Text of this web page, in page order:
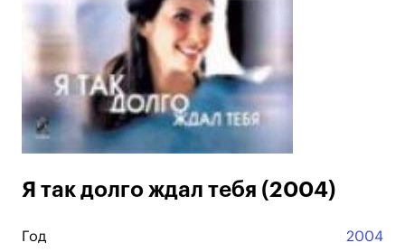
Я так долго ждал тебя (2004)
Год 2004